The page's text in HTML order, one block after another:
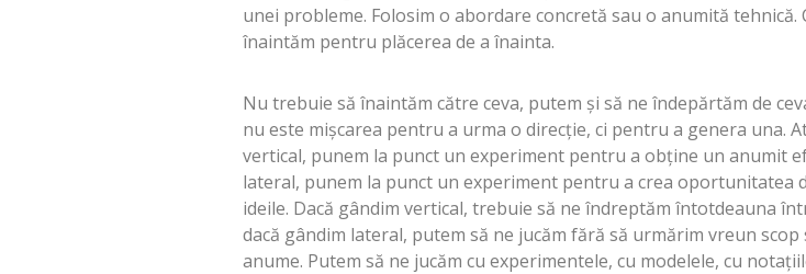
unei probleme. Folosim o abordare concretă sau o anumită tehnică.
înaintăm pentru plăcerea de a înainta.
Nu trebuie să înaintăm către ceva, putem și să ne îndepărtăm de
nu este mișcarea pentru a urma o direcție, ci pentru a genera una.
vertical, punem la punct un experiment pentru a obține un anumit
lateral, punem la punct un experiment pentru a crea oportunitatea
ideile. Dacă gândim vertical, trebuie să ne îndreptăm întotdeauna
dacă gândim lateral, putem să ne jucăm fără să urmărim vreun scop
anume. Putem să ne jucăm cu experimentele, cu modelele, cu